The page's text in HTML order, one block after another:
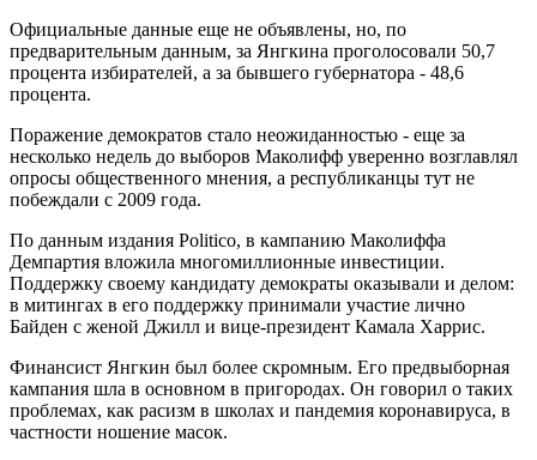
Официальные данные еще не объявлены, но, по
предварительным данным, за Янгкина проголосовали 50,7
процента избирателей, а за бывшего губернатора - 48,6
процента.
Поражение демократов стало неожиданностью - еще за
несколько недель до выборов Маколифф уверенно возглавлял
опросы общественного мнения, а республиканцы тут не
побеждали с 2009 года.
По данным издания Politico, в кампанию Маколиффа
Демпартия вложила многомиллионные инвестиции.
Поддержку своему кандидату демократы оказывали и делом:
в митингах в его поддержку принимали участие лично
Байден с женой Джилл и вице-президент Камала Харрис.
Финансист Янгкин был более скромным. Его предвыборная
кампания шла в основном в пригородах. Он говорил о таких
проблемах, как расизм в школах и пандемия коронавируса, в
частности ношение масок.